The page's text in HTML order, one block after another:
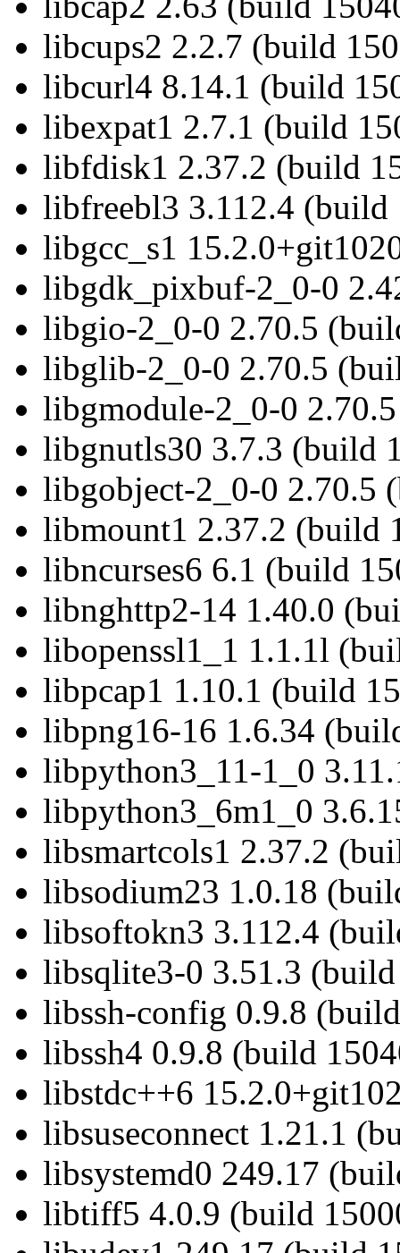
libcups2 2.2.7 (build
libcurl4 8.14.1 (build
libexpat1 2.7.1 (build
libfdisk1 2.37.2 (build
libfreebl3 3.112.4 (build
libgcc_s1
libgdk_pixbuf-2_0-0
libgio-2_0-0 2.70.5
libglib-2_0-0 2.70.5
libgmodule-2_0-0
libgnutls30 3.7.3 (build
libgobject-2_0-0 2.70.5
libmount1 2.37.2 (build
libncurses6 6.1 (build
libnghttp2-14 1.40.0
libopenssl1_1 1.1.1l
libpcap1 1.10.1 (build
libpng16-16 1.6.34
libpython3_11-1_0
libpython3_6m1_0
libsmartcols1 2.37.2
libsodium23 1.0.18
libsoftokn3 3.112.4
libsqlite3-0 3.51.3
libssh-config 0.9.8
libssh4 0.9.8 (build
libstdc++6
libsuseconnect 1.21.1
libsystemd0 249.17
libtiff5 4.0.9 (build